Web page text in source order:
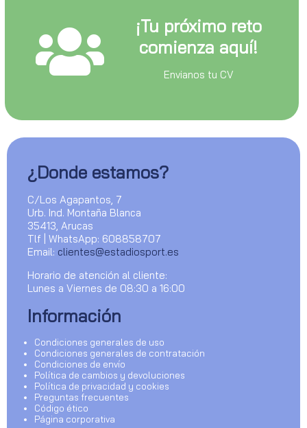
¡Tu próximo reto
comienza aquí!
Envianos tu CV
¿Donde estamos?
C/Los Agapantos, 7
Urb. Ind. Montaña Blanca
35413, Arucas
Tlf | WhatsApp: 608858707
Email: clientes@estadiosport.es
Horario de atención al cliente:
Lunes a Viernes de 08:30 a 16:00
Información
Condiciones generales de uso
Condiciones generales de contratación
Condiciones de envío
Política de cambios y devoluciones
Política de privacidad y cookies
Preguntas frecuentes
Código ético
Página corporativa